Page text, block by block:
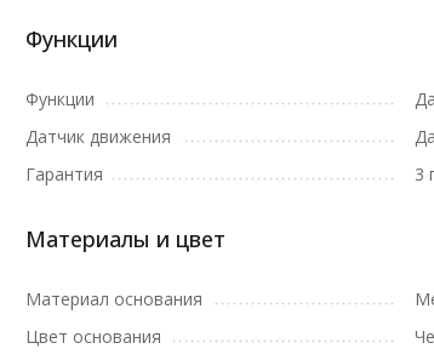
Функции
Функции
Датчик движения
Да
Гарантия
3
Материалы и цвет
Материал основания
Цвет основания